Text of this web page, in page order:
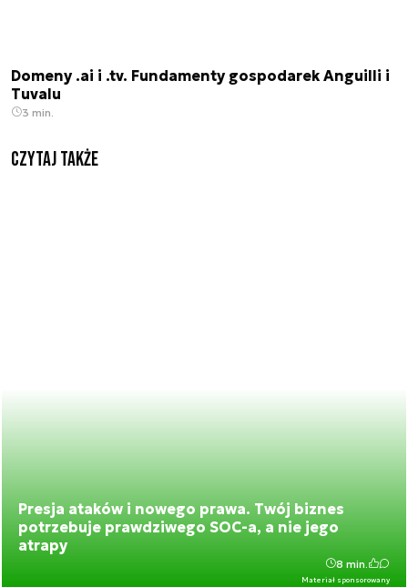
Domeny .ai i .tv. Fundamenty gospodarek Anguilli i
Tuvalu
3 min.
Czytaj także
Presja ataków i nowego prawa. Twój biznes
potrzebuje prawdziwego SOC-a, a nie jego
atrapy
Materiał sponsorowany
8 min.